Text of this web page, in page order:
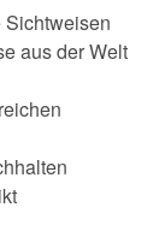
aus der Welt